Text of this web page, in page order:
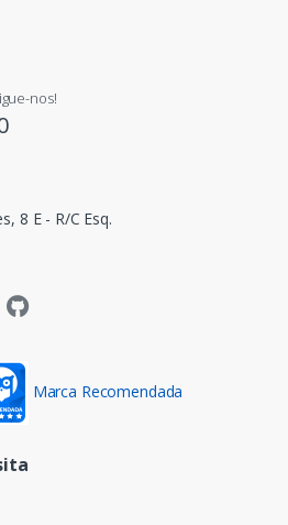
nos!
8 E - R/C Esq.
Marca Recomendada